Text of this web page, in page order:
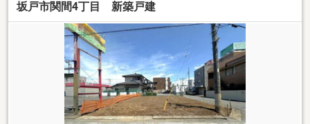
坂戸市関間4丁目 新築戸建